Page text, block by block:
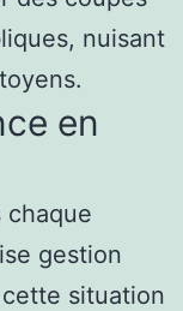
nuisant
en
chaque
gestion
situation